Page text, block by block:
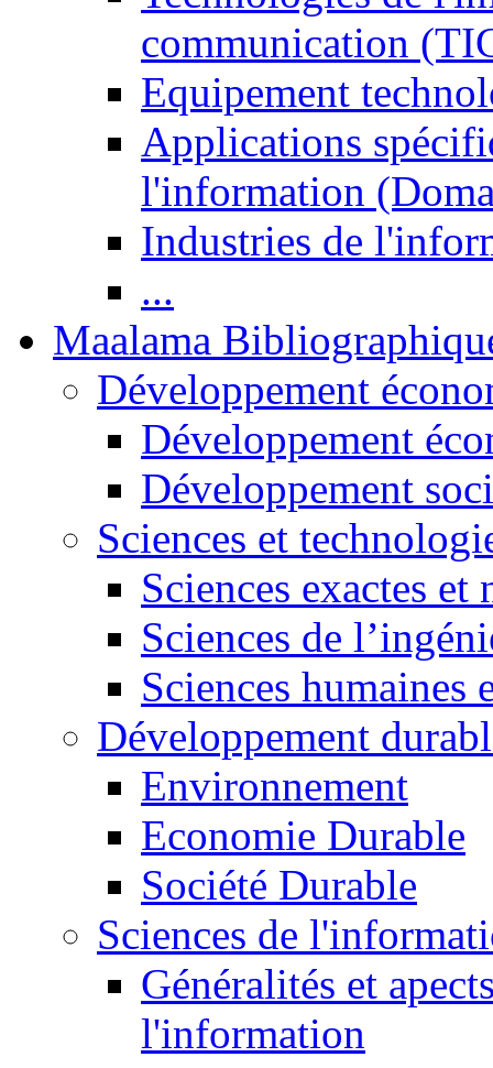
communication
Equipement
Applications
l'information
Industries de
...
Maalama
Développement
Développement
Développement
Sciences et
Sciences exactes et
Sciences de
Sciences humaines
Développement
Environnement
Economie Durable
Société Durable
Sciences de
Généralités et
l'information